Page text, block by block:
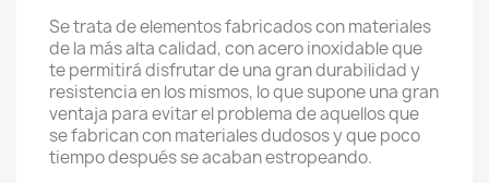
Se trata de elementos fabricados con materiales
de la más alta calidad, con acero inoxidable que
te permitirá disfrutar de una gran durabilidad y
resistencia en los mismos, lo que supone una gran
ventaja para evitar el problema de aquellos que
se fabrican con materiales dudosos y que poco
tiempo después se acaban estropeando.